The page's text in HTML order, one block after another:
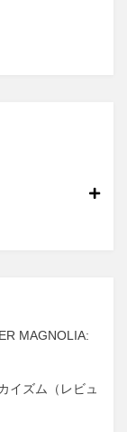
MAGNOLIA:
イズム（レビュ